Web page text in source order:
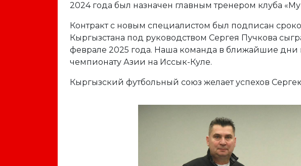
2024 года был назначен главным тренером клуба
Контракт с новым специалистом был подписан
Кыргызстана под руководством Сергея Пучкова
феврале 2025 года. Наша команда в ближайшие дни
чемпионату Азии на Иссык-Куле.
Кыргызский футбольный союз желает успехов